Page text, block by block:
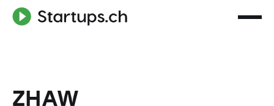
ZHAW